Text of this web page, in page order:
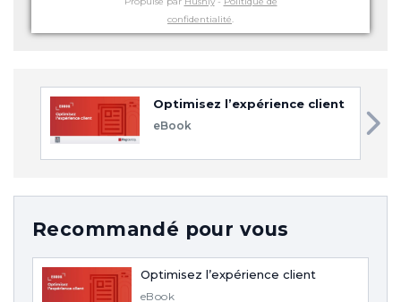
confidentialité.
Optimisez l’expérience client
eBook
Recommandé pour vous
Optimisez l’expérience client
eBook